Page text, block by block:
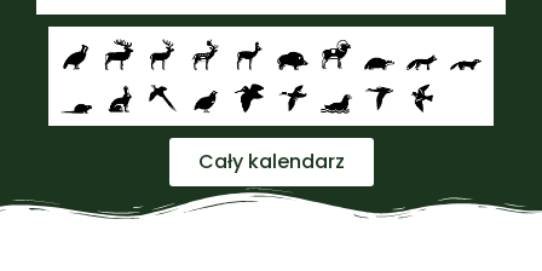
Cały kalendarz